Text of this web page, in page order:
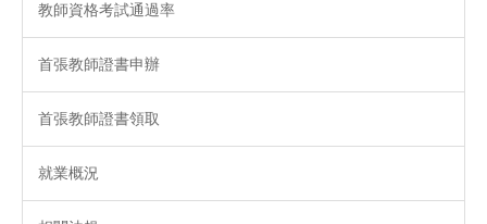
教師資格考試通過率
首張教師證書申辦
首張教師證書領取
就業概況